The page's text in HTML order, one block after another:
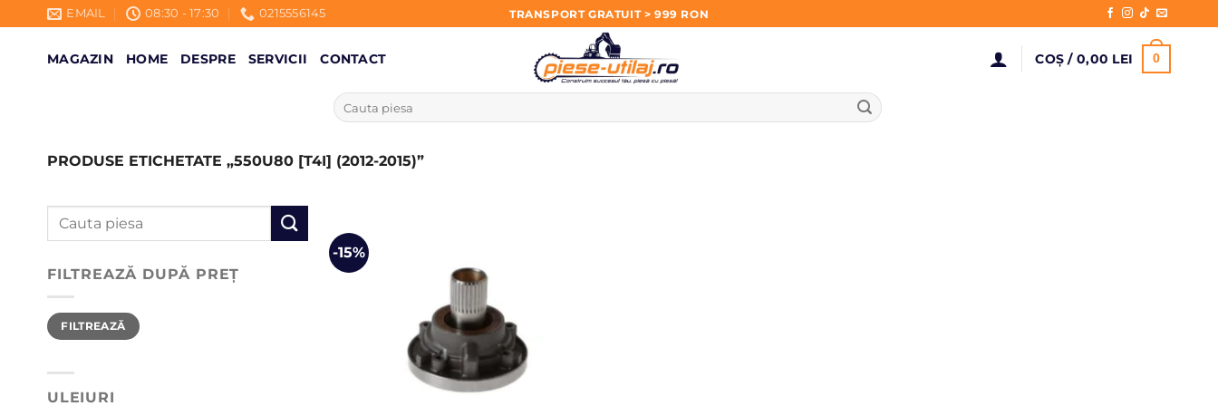
to
content
EMAIL 08:30 - 17:30 0215556145 TRANSPORT GRATUIT > 999 RON
MAGAZIN HOME DESPRE SERVICII CONTACT COȘ / 0,00 LEI 0
Caută
după:
PRODUSE ETICHETATE „550U80 [T4I] (2012-2015)”
Caută
FILTREAZĂ DUPĂ PREȚ
Preț
minim
Preț
maxim
FILTREAZĂ
ULEIURI
-15%